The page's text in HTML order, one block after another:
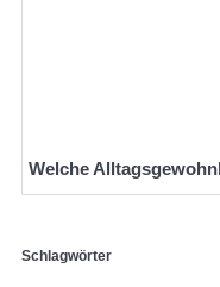
Welche
Schlagwörter